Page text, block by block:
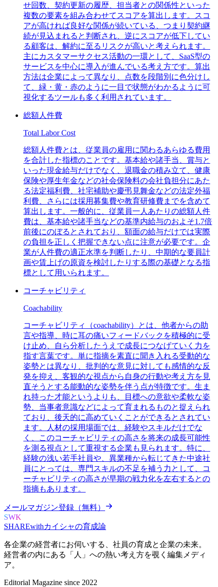
せ回数、契約更新の履歴、担当者との関係性といった
複数の要素を組み合わせてスコアを算出します。スコ
アが高ければ良好な関係が続いている、つまり契約継
続が見込まれると判断され、逆にスコアが低下してい
る顧客は、解約に至るリスクが高いと考えられます。
主にカスタマーサクセス活動の一環として、SaaS型の
サービスを中心に導入が進んでいる考え方です。算出
方法は企業によって異なり、点数を段階別に色分けし
て、緑・黄・赤のように一目で状態がわかるように可
視化するツールも多く利用されています。
総額人件費
Total Labor Cost
総額人件費とは、従業員の雇用に関わるあらゆる費用
を合計した指標のことです。基本給や諸手当、賞与と
いった現金給与だけでなく、退職金の積み立て、健康
保険や厚生年金などの社会保険料の会社負担分にあた
る法定福利費、社宅補助や慶弔見舞金などの法定外福
利費、さらには採用募集費や教育研修費までを含めて
算出します。一般的に、従業員一人あたりの総額人件
費は、基本給や諸手当などの基準内給与のおよそ1.7倍
前後にのぼるとされており、額面の給与だけでは実際
の負担を正しく把握できない点に注意が必要です。企
業が人件費の適正水準を判断したり、中期的な要員計
画や賃上げの原資を検討したりする際の基礎となる指
標として用いられます。
コーチャビリティ
Coachability
コーチャビリティ（coachability）とは、他者からの助
言や指導、時に耳の痛いフィードバックを積極的に受
け止め、自ら分析したうえで成長につなげていく力を
指す言葉です。単に指摘を素直に聞き入れる受動的な
姿勢とは異なり、批判的な意見に対しても感情的な反
発を抑え、客観的な視点から自身の行動や考え方を見
直そうとする能動的な姿勢を伴う点が特徴です。生ま
れ持った才能というよりも、目標への意欲や柔軟な姿
勢、当事者意識などによって育まれるものと捉えられ
ており、後天的に高めていくことができるとされてい
ます。人材の採用場面では、経験やスキルだけでな
く、このコーチャビリティの高さを将来の成長可能性
を測る視点として重視する企業も見られます。特に、
経験の浅い若手社員や、異業種から転じてきた中途社
員にとっては、専門スキルの不足を補う力として、コ
ーチャビリティの高さが早期の戦力化を左右するとの
指摘もあります。
メールマガジン登録（無料）
SWK
SHAREwithカイシャの育成論
各企業の経営者にお伺いする、 社員の育成と企業の未来。
経営者の内にある
「人」への熱い考え方を覗く 編集メディ
ア。
Editorial Magazine since 2022